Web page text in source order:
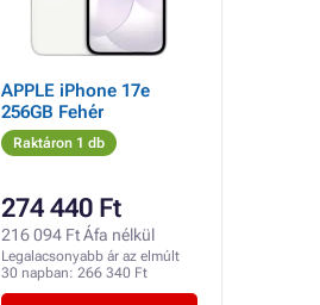
APPLE iPhone 17e
256GB Fehér
Raktáron 1 db
274 440 Ft
216 094 Ft Áfa nélkül
Legalacsonyabb ár az elmúlt
30 napban: 266 340 Ft